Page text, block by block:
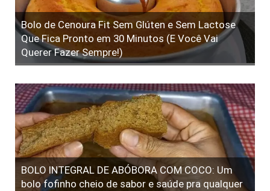
Bolo de Cenoura Fit Sem Glúten e Sem Lactose
Que Fica Pronto em 30 Minutos (E Você Vai
Querer Fazer Sempre!)
BOLO INTEGRAL DE ABÓBORA COM COCO: Um
bolo fofinho cheio de sabor e saúde pra qualquer